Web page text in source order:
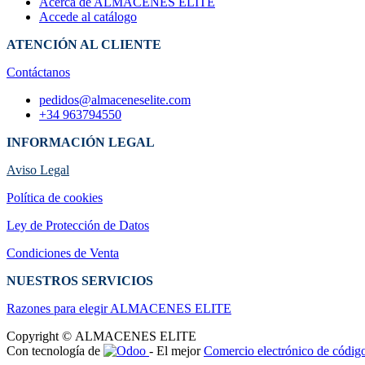
Accede al catálogo
ATENCIÓN AL CLIENTE
Contáctanos
pedidos@almaceneselite.com
+34 963794550
INFORMACIÓN LEGAL
Aviso Legal
Política de cookies
Ley de Protección de Datos
Condiciones de Venta
NUESTROS SERVICIOS
Razones para elegir ALMACENES ELI​TE
Copyright © ALMACENES ELITE
Con tecnología de
- El mejorComercio electrónico de